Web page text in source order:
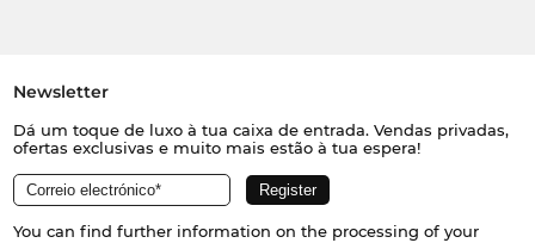
Newsletter
Dá um toque de luxo à tua caixa de entrada. Vendas privadas,
ofertas exclusivas e muito mais estão à tua espera!
You can find further information on the processing of your